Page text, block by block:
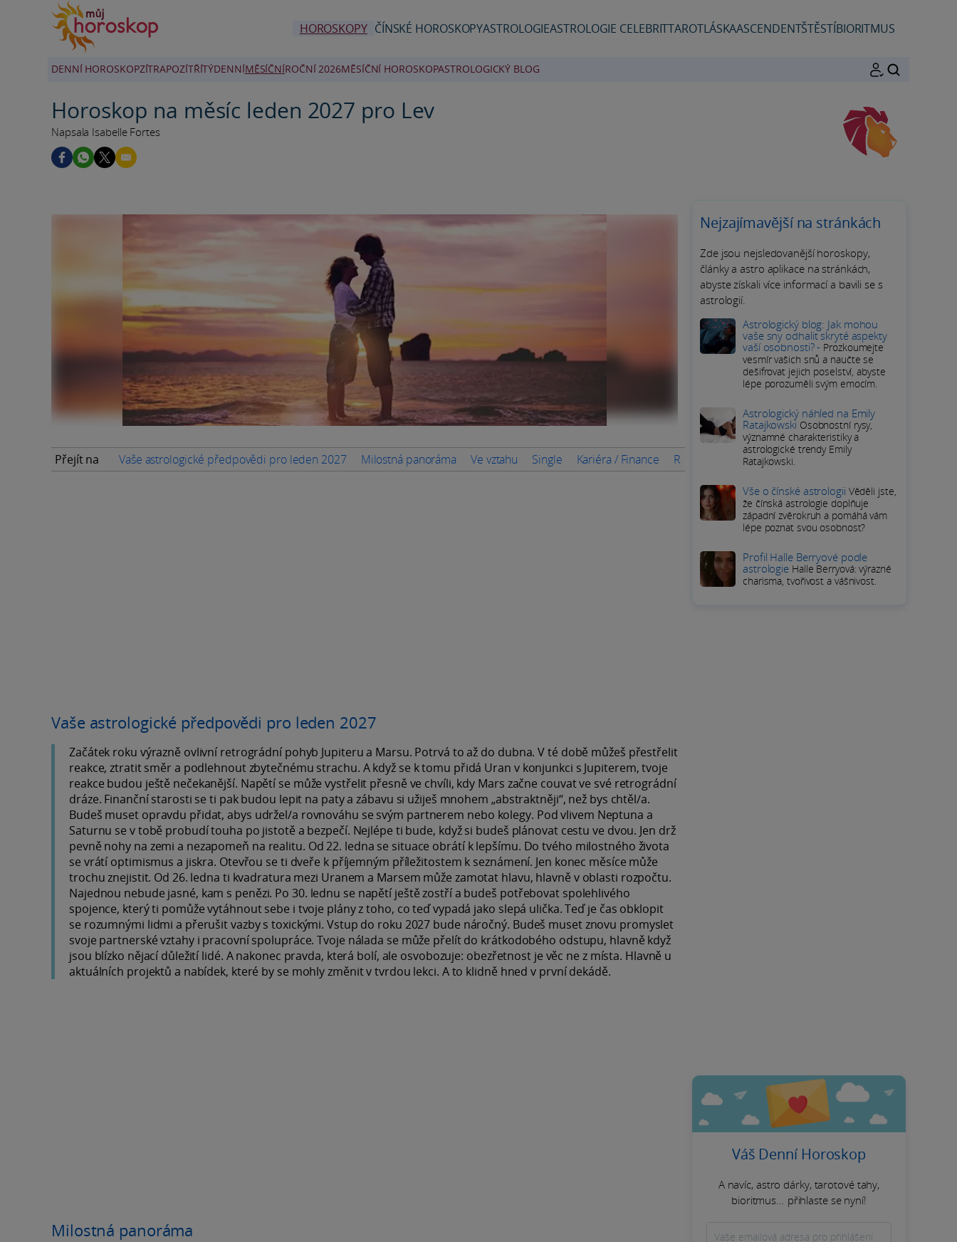
HOROSKOPY ČÍNSKÉ HOROSKOPYASTROLOGIEASTROLOGIE CELEBRITTAROTLÁSKAASCENDENTŠTĚSTÍBIORITMUS
DENNÍ HOROSKOPZÍTRAPOZÍTŘÍTÝDENNÍMĚSÍČNÍROČNÍ 2026MĚSÍČNÍ HOROSKOPASTROLOGICKÝ BLOG
Horoskop na měsíc leden 2027 pro Lev
Napsala Isabelle Fortes
Přejít na Vaše astrologické předpovědi pro leden 2027 Milostná panoráma Ve vztahu Single Kariéra / Finance Rady na měsíc PODROBNÝ HOROSKOP Lva
Vaše astrologické předpovědi pro leden 2027
Začátek roku výrazně ovlivní retrográdní pohyb Jupiteru a Marsu. Potrvá to až do dubna. V té době můžeš přestřelit
reakce, ztratit směr a podlehnout zbytečnému strachu. A když se k tomu přidá Uran v konjunkci s Jupiterem, tvoje
reakce budou ještě nečekanější. Napětí se může vystřelit přesně ve chvíli, kdy Mars začne couvat ve své retrográdní
dráze. Finanční starosti se ti pak budou lepit na paty a zábavu si užiješ mnohem „abstraktněji“, než bys chtěl/a.
Budeš muset opravdu přidat, abys udržel/a rovnováhu se svým partnerem nebo kolegy. Pod vlivem Neptuna a
Saturnu se v tobě probudí touha po jistotě a bezpečí. Nejlépe ti bude, když si budeš plánovat cestu ve dvou. Jen drž
pevně nohy na zemi a nezapomeň na realitu. Od 22. ledna se situace obrátí k lepšímu. Do tvého milostného života
se vrátí optimismus a jiskra. Otevřou se ti dveře k příjemným příležitostem k seznámení. Jen konec měsíce může
trochu znejistit. Od 26. ledna ti kvadratura mezi Uranem a Marsem může zamotat hlavu, hlavně v oblasti rozpočtu.
Najednou nebude jasné, kam s penězi. Po 30. lednu se napětí ještě zostří a budeš potřebovat spolehlivého
spojence, který ti pomůže vytáhnout sebe i tvoje plány z toho, co teď vypadá jako slepá ulička. Teď je čas obklopit
se rozumnými lidmi a přerušit vazby s toxickými. Vstup do roku 2027 bude náročný. Budeš muset znovu promyslet
svoje partnerské vztahy i pracovní spolupráce. Tvoje nálada se může přelít do krátkodobého odstupu, hlavně když
jsou blízko nějací důležití lidé. A nakonec pravda, která bolí, ale osvobozuje: obezřetnost je věc ne z místa. Hlavně u
aktuálních projektů a nabídek, které by se mohly změnit v tvrdou lekci. A to klidně hned v první dekádě.
Milostná panoráma
Nejzajímavější na stránkách
Zde jsou nejsledovanější horoskopy,
články a astro aplikace na stránkách,
abyste získali více informací a bavili se s
astrologií.
Astrologický blog: Jak mohou
vaše sny odhalit skryté aspekty
vaší osobnosti? - Prozkoumejte
vesmír vašich snů a naučte se
dešifrovat jejich poselství, abyste
lépe porozuměli svým emocím.
Astrologický náhled na Emily
Ratajkowski Osobnostní rysy,
významné charakteristiky a
astrologické trendy Emily
Ratajkowski.
Vše o čínské astrologii Věděli jste,
že čínská astrologie doplňuje
západní zvěrokruh a pomáhá vám
lépe poznat svou osobnost?
Profil Halle Berryové podle
astrologie Halle Berryová: výrazné
charisma, tvořivost a vášnivost.
Váš Denní Horoskop
A navíc, astro dárky, tarotové tahy,
bioritmus... přihlaste se nyní!